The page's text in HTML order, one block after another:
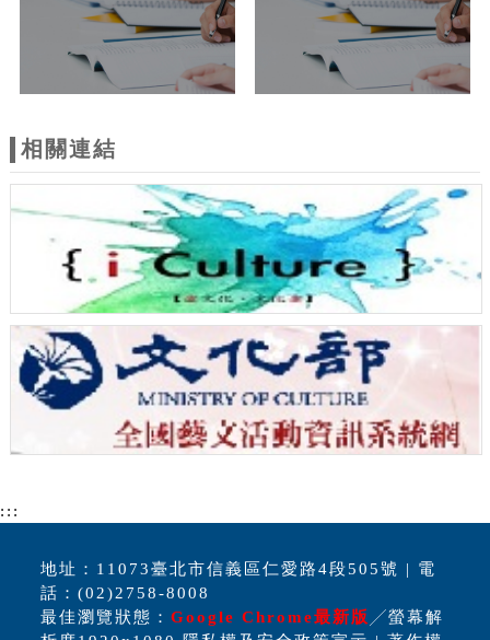
相關連結
:::
地址：11073臺北市信義區仁愛路4段505號 | 電
話：(02)2758-8008
最佳瀏覽狀態：Google Chrome最新版 ╱螢幕解